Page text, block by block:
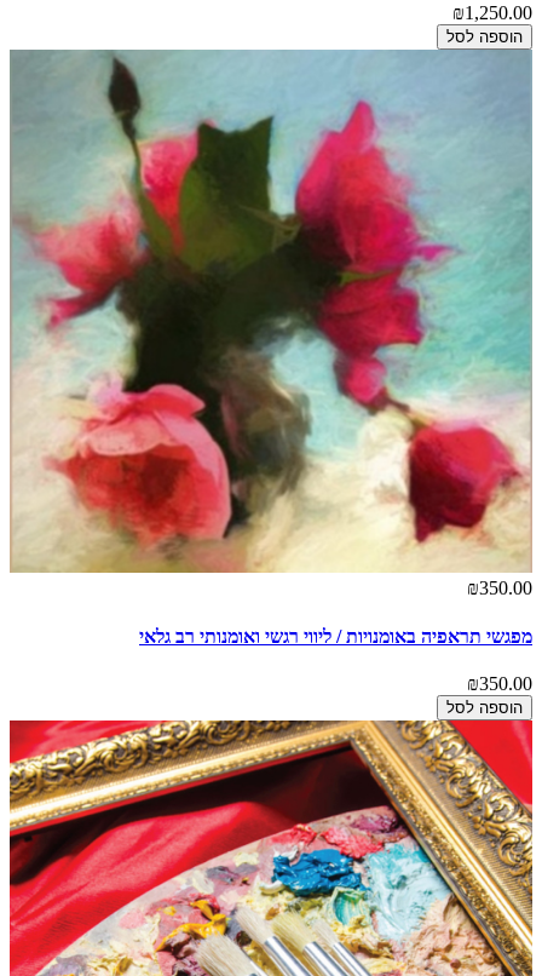
₪1,250.00
הוספה לסל
₪350.00
מפגשי תראפיה באומנויות / ליווי רגשי ואומנותי רב גלאי
₪350.00
הוספה לסל